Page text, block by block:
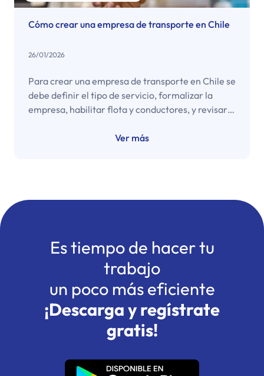
Cómo crear una empresa de transporte en Chile
26/01/2026
Para crear una empresa de transporte en Chile se
debe definir el tipo de servicio, formalizar la
empresa, habilitar flota y conductores, y revisar
a paso resume lo mínimo para operar con control
Ver más
Es tiempo de hacer tu
trabajo
un poco más eficiente
¡Descarga y regístrate
gratis!